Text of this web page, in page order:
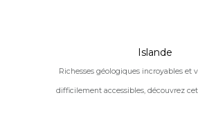
Islande
Richesses géologiques incroyables et
difficilement accessibles, découvrez